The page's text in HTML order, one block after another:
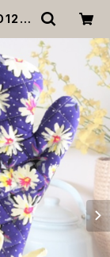
K
換不